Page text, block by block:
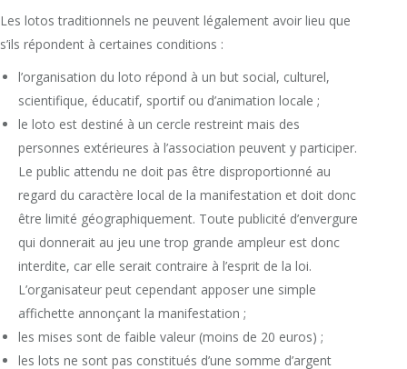
Les lotos traditionnels ne peuvent légalement avoir lieu que
s’ils répondent à certaines conditions :
l’organisation du loto répond à un but social, culturel,
scientifique, éducatif, sportif ou d’animation locale ;
le loto est destiné à un cercle restreint mais des
personnes extérieures à l’association peuvent y participer.
Le public attendu ne doit pas être disproportionné au
regard du caractère local de la manifestation et doit donc
être limité géographiquement. Toute publicité d’envergure
qui donnerait au jeu une trop grande ampleur est donc
interdite, car elle serait contraire à l’esprit de la loi.
L’organisateur peut cependant apposer une simple
affichette annonçant la manifestation ;
les mises sont de faible valeur (moins de 20 euros) ;
les lots ne sont pas constitués d’une somme d’argent